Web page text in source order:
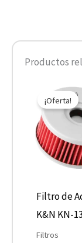
Productos
¡Oferta!
Filtro de
K&N KN-
Filtros
precio
era: